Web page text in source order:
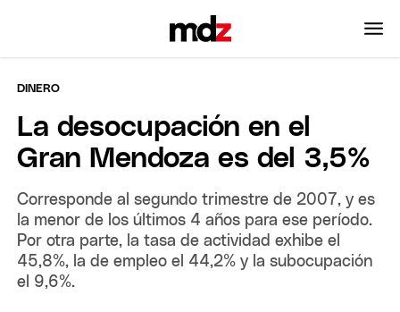
DINERO
La desocupación en el
Gran Mendoza es del 3,5%
Corresponde al segundo trimestre de 2007, y es
la menor de los últimos 4 años para ese período.
Por otra parte, la tasa de actividad exhibe el
45,8%, la de empleo el 44,2% y la subocupación
el 9,6%.